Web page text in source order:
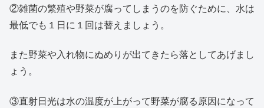
②雑菌の繁殖や野菜が腐ってしまうのを防ぐために、水は
最低でも１日に１回は替えましょう。
また野菜や入れ物にぬめりが出てきたら落としてあげまし
ょう。
③直射日光は水の温度が上がって野菜が腐る原因になって